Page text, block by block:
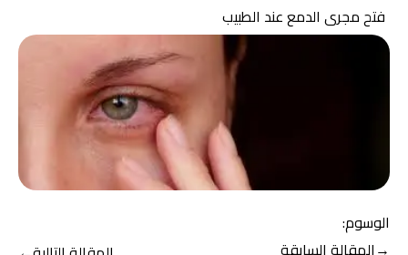
فتح مجرى الدمع عند الطبيب
الوسوم:
→المقالة السابقة